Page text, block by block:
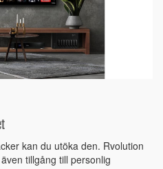
kan du utöka den. Rvolution
tillgång till personlig